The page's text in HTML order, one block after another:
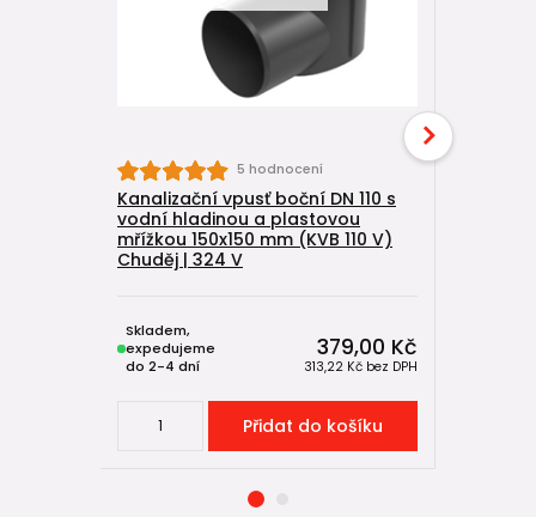
5 hodnocení
Kanalizační vpusť boční DN 110 s
vodní hladinou a plastovou
mřížkou 150x150 mm (KVB 110 V)
Chuděj | 324 V
379,00 Kč
313,22 Kč bez DPH
Skladem,
expedujeme
do 2-4 dní
Přidat do košíku